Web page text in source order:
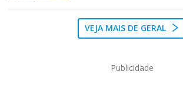
VEJA MAIS DE GERAL
Publicidade